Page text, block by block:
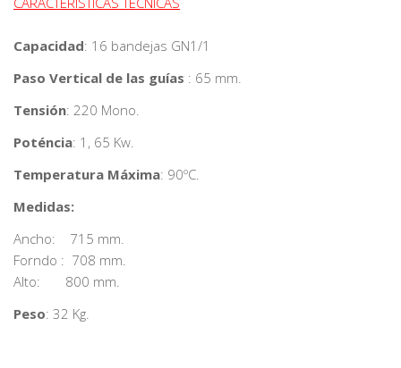
Capacidad: 16 bandejas GN1/1
Paso Vertical de las guías : 65 mm.
Tensión: 220 Mono.
Poténcia: 1, 65 Kw.
Temperatura Máxima: 90ºC.
Medidas:
Ancho: 715 mm.
Forndo : 708 mm.
Alto: 800 mm.
Peso: 32 Kg.